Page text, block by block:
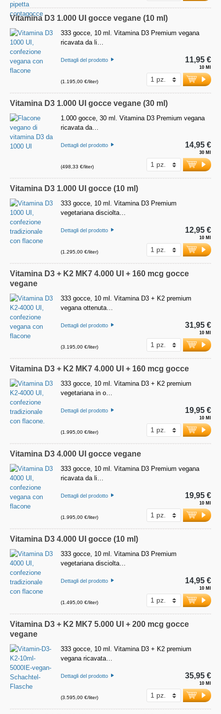
Vitamina D3 1.000 UI gocce vegane (10 ml)
333 gocce, 10 ml. Vitamina D3 Premium vegana
ricavata da li…
Dettagli del prodotto
(1.195,00 €/liter)
10 Ml
11,95 €
Vitamina D3 1.000 UI gocce vegane (30 ml)
1.000 gocce, 30 ml. Vitamina D3 Premium vegana
ricavata da…
Dettagli del prodotto
(498,33 €/liter)
30 Ml
14,95 €
Vitamina D3 1.000 UI gocce (10 ml)
333 gocce, 10 ml. Vitamina D3 Premium
vegetariana disciolta…
Dettagli del prodotto
(1.295,00 €/liter)
10 Ml
12,95 €
Vitamina D3 + K2 MK7 4.000 UI + 160 mcg gocce
vegane
333 gocce, 10 ml. Vitamina D3 + K2 premium
vegana ottenuta…
Dettagli del prodotto
(3.195,00 €/liter)
10 Ml
31,95 €
Vitamina D3 + K2 MK7 4.000 UI + 160 mcg gocce
333 gocce, 10 ml. Vitamina D3 + K2 premium
vegetariana in o…
Dettagli del prodotto
(1.995,00 €/liter)
10 Ml
19,95 €
Vitamina D3 4.000 UI gocce vegane
333 gocce, 10 ml. Vitamina D3 Premium vegana
ricavata da li…
Dettagli del prodotto
(1.995,00 €/liter)
10 Ml
19,95 €
Vitamina D3 4.000 UI gocce (10 ml)
333 gocce, 10 ml. Vitamina D3 Premium
vegetariana disciolta…
Dettagli del prodotto
(1.495,00 €/liter)
10 Ml
14,95 €
Vitamina D3 + K2 MK7 5.000 UI + 200 mcg gocce
vegane
333 gocce, 10 ml. Vitamina D3 + K2 premium
vegana ricavata…
Dettagli del prodotto
(3.595,00 €/liter)
10 Ml
35,95 €